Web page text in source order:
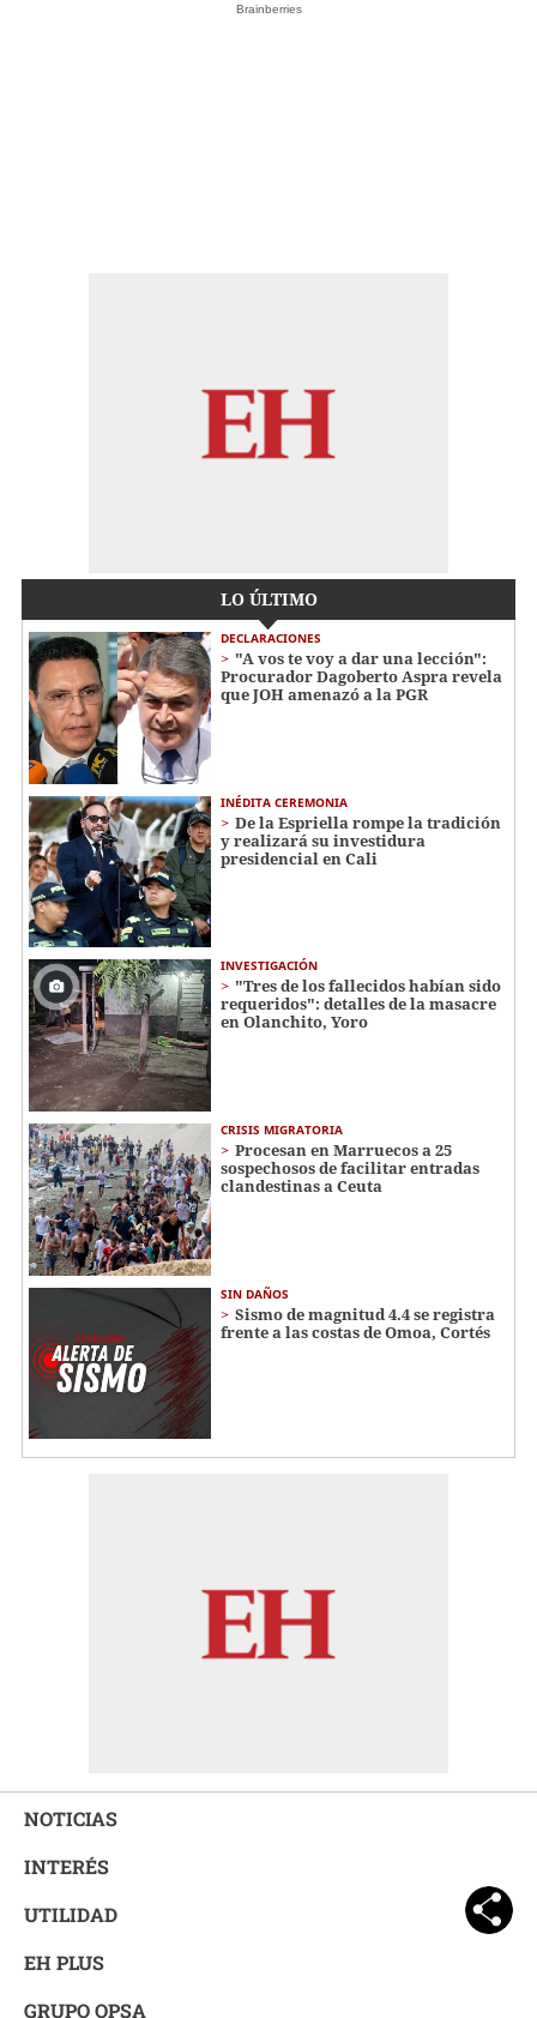
Brainberries
LO ÚLTIMO
DECLARACIONES
"A vos te voy a dar una lección":
Procurador Dagoberto Aspra revela
que JOH amenazó a la PGR
INÉDITA CEREMONIA
De la Espriella rompe la tradición
y realizará su investidura
presidencial en Cali
INVESTIGACIÓN
"Tres de los fallecidos habían sido
requeridos": detalles de la masacre
en Olanchito, Yoro
CRISIS MIGRATORIA
Procesan en Marruecos a 25
sospechosos de facilitar entradas
clandestinas a Ceuta
SIN DAÑOS
Sismo de magnitud 4.4 se registra
frente a las costas de Omoa, Cortés
NOTICIAS
INTERÉS
UTILIDAD
EH PLUS
GRUPO OPSA